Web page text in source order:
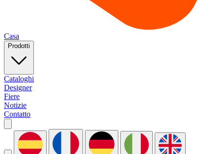
Casa
Prodotti
Cataloghi
Designer
Fiere
Notizie
Contatto